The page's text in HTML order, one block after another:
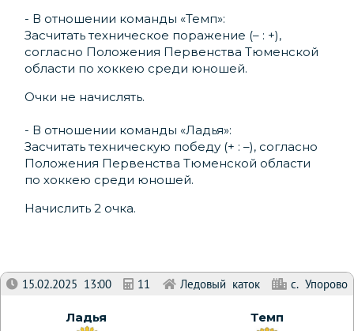
- В отношении команды «Темп»:
Засчитать техническое поражение (– : +),
согласно Положения Первенства Тюменской
области по хоккею среди юношей.
Очки не начислять.
- В отношении команды «Ладья»:
Засчитать техническую победу (+ : –), согласно
Положения Первенства Тюменской области
по хоккею среди юношей.
Начислить 2 очка.
15.02.2025 13:00 11 Ледовый каток с. Упорово
Ладья Темп